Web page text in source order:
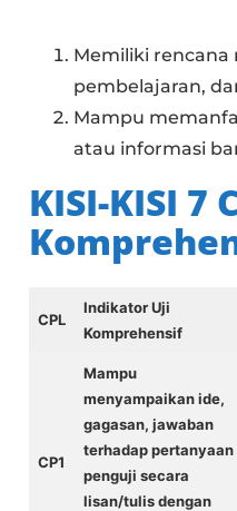
Memiliki rencana
pembelajaran,
Mampu
atau informasi
KISI-KISI 7
CPL
Indikator Uji
Komprehensif
CP1
Mampu
menyampaikan ide,
gagasan, jawaban
terhadap pertanyaan
penguji secara
lisan/tulis dengan